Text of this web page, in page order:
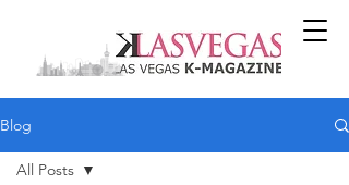
Blog
All Posts